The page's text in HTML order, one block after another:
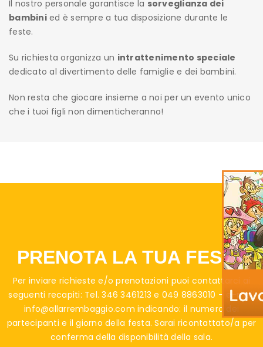
Il nostro personale garantisce la sorveglianza dei
bambinied è sempre a tua disposizione durante le
feste.
Su richiesta organizza un intrattenimento speciale
dedicato al divertimento delle famiglie e dei bambini.
Non resta che giocare insieme a noi per un evento unico
che i tuoi figli non dimenticheranno!
PRENOTA LA TUA FESTA
Per inviare richieste e/o prenotazioni puoi contattarci ai
seguenti recapiti: Tel. 346 3461213 e 049 8863010 – e-mail
info@allarrembaggio.com indicando: il numero dei
partecipanti e il giorno della festa. Sarai ricontattato/a per
conferma della disponibilità della sala.